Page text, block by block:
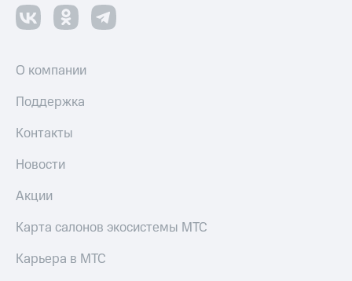
О компании
Поддержка
Контакты
Новости
Акции
Карта салонов экосистемы МТС
Карьера в МТС